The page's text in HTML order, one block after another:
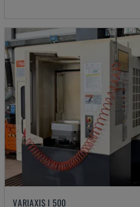
VARIAXIS I 500